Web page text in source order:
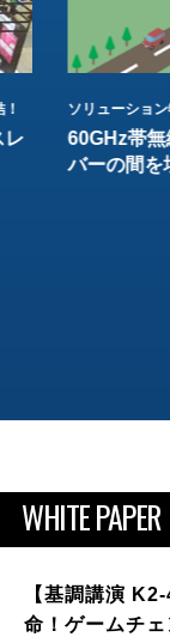
レ
ソリューショ
60GHz帯
バーの間を
WHITE PAPER
【基調講演
命！ゲームチ